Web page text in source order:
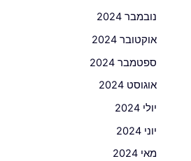
נובמבר 2024
אוקטובר 2024
ספטמבר 2024
אוגוסט 2024
יולי 2024
יוני 2024
מאי 2024